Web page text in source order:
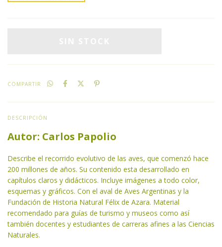
COMPARTIR
DESCRIPCIÓN
Autor: Carlos Papolio
Describe el recorrido evolutivo de las aves, que comenzó hace
200 millones de años. Su contenido esta desarrollado en
capítulos claros y didácticos. Incluye imágenes a todo color,
esquemas y gráficos. Con el aval de Aves Argentinas y la
Fundación de Historia Natural Félix de Azara. Material
recomendado para guías de turismo y museos como así
también docentes y estudiantes de carreras afines a las Ciencias
Naturales.